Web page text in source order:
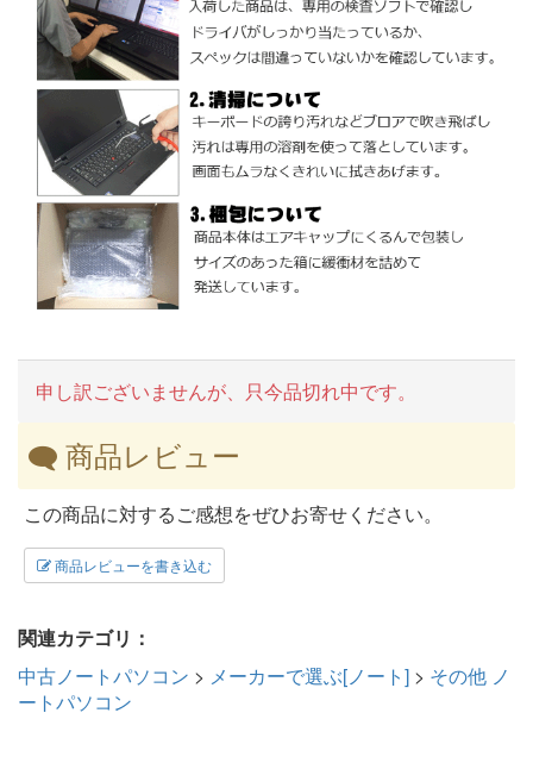
申し訳ございませんが、只今品切れ中です。
商品レビュー
この商品に対するご感想をぜひお寄せください。
商品レビューを書き込む
関連カテゴリ：
中古ノートパソコン > メーカーで選ぶ[ノート] > その他 ノ
ートパソコン